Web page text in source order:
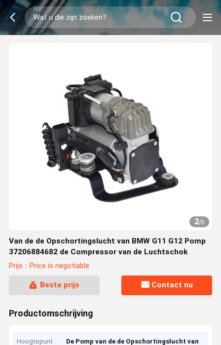
2/5
Van de de Opschortingslucht van BMW G11 G12 Pomp
37206884682 de Compressor van de Luchtschok
Prijs：Price is negotiable
Beste prijs Contact nu
Productomschrijving
Hoogtepunt
De Pomp van de de Opschortingslucht van